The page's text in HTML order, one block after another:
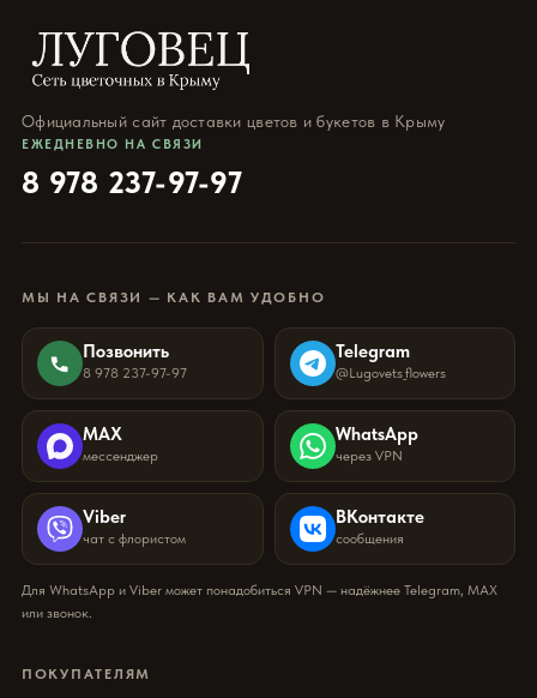
Официальный сайт доставки цветов и букетов в Крыму
ЕЖЕДНЕВНО НА СВЯЗИ
8 978 237-97-97
МЫ НА СВЯЗИ — КАК ВАМ УДОБНО
Позвонить
8 978 237-97-97
Telegram
@Lugovets_flowers
MAX
мессенджер
WhatsApp
через VPN
Viber
чат с флористом
ВКонтакте
сообщения
Для WhatsApp и Viber может понадобиться VPN — надёжнее Telegram, MAX
или звонок.
ПОКУПАТЕЛЯМ